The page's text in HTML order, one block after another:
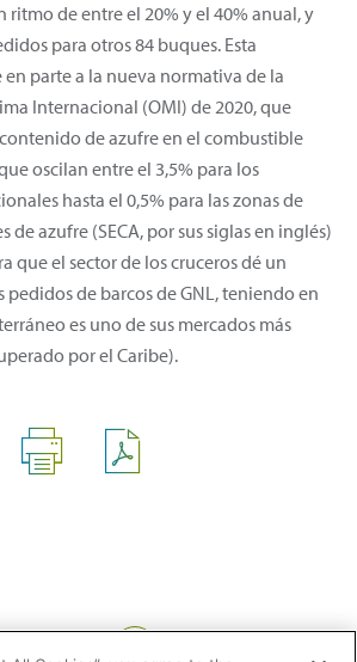
de entre el 20% y el 40% anual, y
para otros 84 buques. Esta
en parte a la nueva normativa de la
Internacional (OMI) de 2020, que
de azufre en el combustible
oscilan entre el 3,5% para los
hasta el 0,5% para las zonas de
de azufre (SECA, por sus siglas en inglés)
que el sector de los cruceros dé un
de barcos de GNL, teniendo en
es uno de sus mercados más
por el Caribe).